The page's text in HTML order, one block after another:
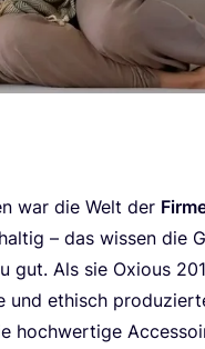
war die Welt der
– das wis­sen die
gut. Als sie Oxious
und ethisch
hoch­wer­ti­ge